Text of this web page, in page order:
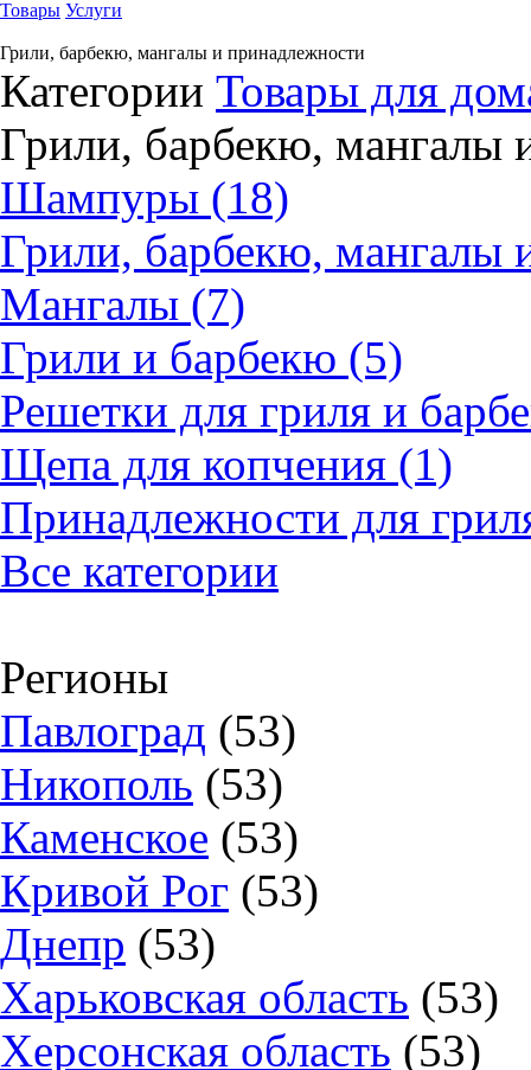
Товары Услуги
Грили, барбекю, мангалы и принадлежности
Категории Товары для
Грили, барбекю, мангалы
Шампуры (18)
Грили, барбекю, мангалы
Мангалы (7)
Грили и барбекю (5)
Решетки для гриля и
Щепа для копчения (1)
Принадлежности для
Все категории
Регионы
Павлоград (53)
Никополь (53)
Каменское (53)
Кривой Рог (53)
Днепр (53)
Харьковская область (53)
Херсонская область (53)